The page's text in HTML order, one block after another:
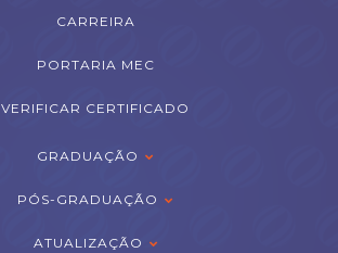
CARREIRA
PORTARIA MEC
VERIFICAR CERTIFICADO
GRADUAÇÃO
PÓS-GRADUAÇÃO
ATUALIZAÇÃO